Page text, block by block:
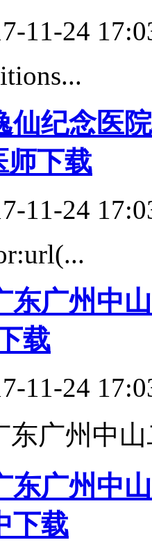
11-24
仙纪念医
师下载
11-24
东广州中
载
11-24
东广州中
东广州中
下载